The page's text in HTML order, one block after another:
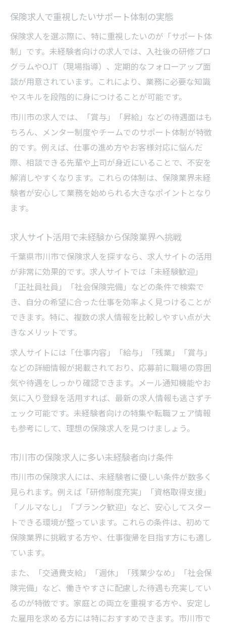
保険求人選びで重視すべき安心ポイント
方
求人サイト活用で安心な保険求人にアクセ
ス
市川市で安心して始める保険求人情報の探
研修充実の保険求人で安心スタートを実現
働きやすさを重視した保険求人の特徴とは
働きやすい保険求人に共通するポイント紹
介
保険求人で注目したい勤務条件の詳細
市川市の保険求人で働きやすい環境を探す
保険求人に応募するなら知っておきたい条件
保険求人応募前に知るべき主な条件一覧
未経験応募OKの保険求人条件を解説
保険求人で社会保険完備の重要性をチェッ
ク
保険求人で交通費支給や駅近条件に注目
保険求人で重視したいサポート体制の実態
保険求人を選ぶ際に、特に重視したいのが「サポート体
制」です。未経験者向けの求人では、入社後の研修プロ
グラムやOJT（現場指導）、定期的なフォローアップ面
談が用意されています。これにより、業務に必要な知識
やスキルを段階的に身につけることが可能です。
市川市の求人では、「賞与」「昇給」などの待遇面はも
ちろん、メンター制度やチームでのサポート体制が特徴
的です。例えば、仕事の進め方やお客様対応に悩んだ
際、相談できる先輩や上司が身近にいることで、不安を
解消しやすくなります。これらの体制は、保険業界未経
験者が安心して業務を始められる大きなポイントとなり
ます。
求人サイト活用で未経験から保険業界へ挑戦
千葉県市川市で保険求人を探すなら、求人サイトの活用
が非常に効果的です。求人サイトでは「未経験歓迎」
「正社員社員」「社会保険完備」などの条件で検索で
き、自分の希望に合った仕事を効率よく見つけることが
できます。特に、複数の求人情報を比較しやすい点が大
きなメリットです。
求人サイトには「仕事内容」「給与」「残業」「賞与」
などの詳細情報が掲載されており、応募前に職場の雰囲
気や待遇をしっかり確認できます。メール通知機能やお
気に入り登録を活用すれば、最新の求人情報も逃さずチ
ェック可能です。未経験者向けの特集や転職フェア情報
も参考にして、理想の保険求人を見つけましょう。
市川市の保険求人に多い未経験者向け条件
市川市の保険求人には、未経験者に優しい条件が数多く
見られます。例えば「研修制度充実」「資格取得支援」
「ノルマなし」「ブランク歓迎」など、安心してスター
トできる環境が整っています。これらの条件は、初めて
保険業界に挑戦する方や、仕事復帰を目指す方にも適し
ています。
また、「交通費支給」「週休」「残業少なめ」「社会保
険完備」など、働きやすさに配慮した待遇も充実してい
るのが特徴です。家庭との両立を重視する方や、安定し
た雇用を求める方には特におすすめできます。市川市で